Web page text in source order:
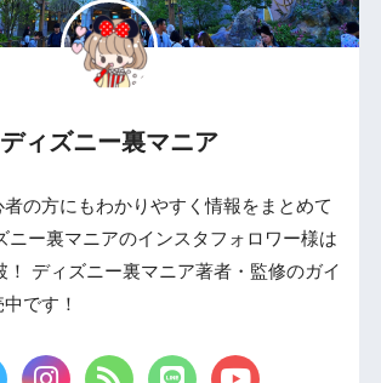
ディズニー裏マニア
の方にもわかりやすく情報をまとめて
ニー裏マニアのインスタフォロワー様は
！ ディズニー裏マニア著者・監修のガイ
です！